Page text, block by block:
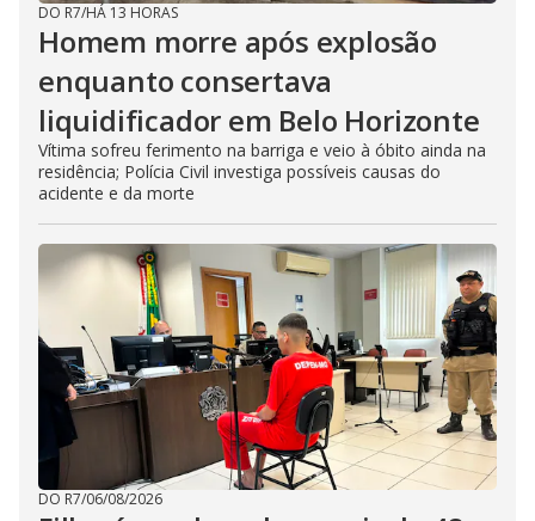
DO R7/HÁ 13 HORAS
Homem morre após explosão
enquanto consertava
liquidificador em Belo Horizonte
Vítima sofreu ferimento na barriga e veio à óbito ainda na
residência; Polícia Civil investiga possíveis causas do
acidente e da morte
DO R7/06/08/2026